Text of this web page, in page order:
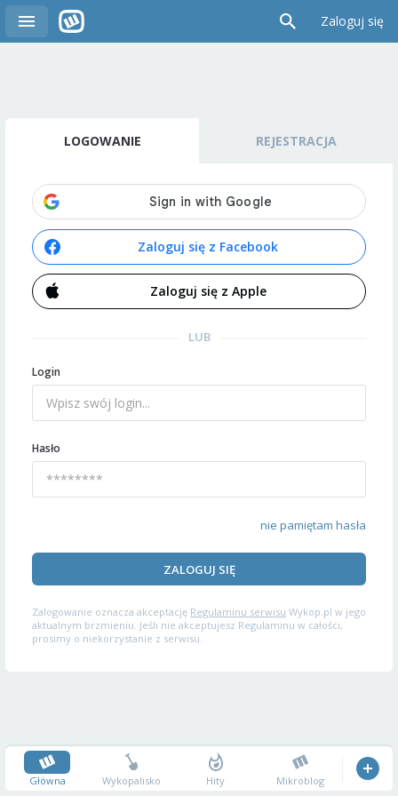
Zaloguj się
LOGOWANIE REJESTRACJA
Zaloguj się z Facebook
Zaloguj się z Apple
LUB
Login
Hasło
nie pamiętam hasła
ZALOGUJ SIĘ
Zalogowanie oznacza akceptację Regulaminu serwisu Wykop.pl w jego
aktualnym brzmieniu. Jeśli nie akceptujesz Regulaminu w całości,
prosimy o niekorzystanie z serwisu.
Główna Wykopalisko Hity Mikroblog